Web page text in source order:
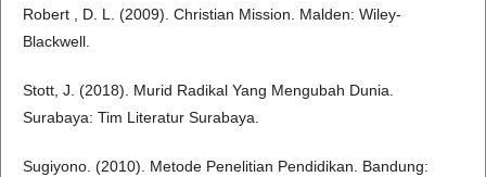
Robert , D. L. (2009). Christian Mission. Malden: Wiley-
Blackwell.
Stott, J. (2018). Murid Radikal Yang Mengubah Dunia.
Surabaya: Tim Literatur Surabaya.
Sugiyono. (2010). Metode Penelitian Pendidikan. Bandung: